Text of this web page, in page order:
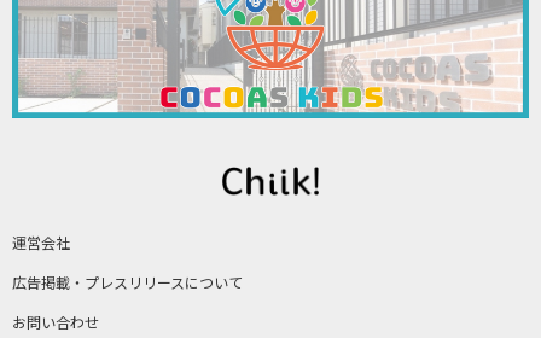
運営会社
広告掲載・プレスリリースについて
お問い合わせ